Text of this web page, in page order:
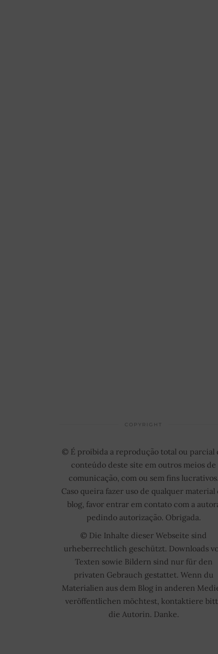
COPYRIGHT
© É proibida a reprodução total ou parcial
conteúdo deste site em outros meios de
comunicação, com ou sem fins
Caso queira fazer uso de qualquer material
blog, favor entrar em contato com a
pedindo autorização. Obrigada.
© Die Inhalte dieser Webseite sind
urheberrechtlich geschützt. Downloads
Texten sowie Bildern sind nur für den
privaten Gebrauch gestattet. Wenn du
Materialien aus dem Blog in anderen
veröffentlichen möchtest, kontaktiere
die Autorin. Danke.